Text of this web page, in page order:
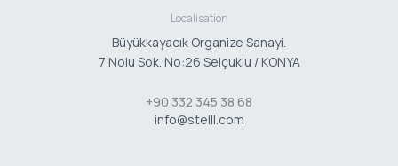
Localisation
Büyükkayacık Organize Sanayi.
7 Nolu Sok. No:26 Selçuklu / KONYA
+90 332 345 38 68
info@stelll.com